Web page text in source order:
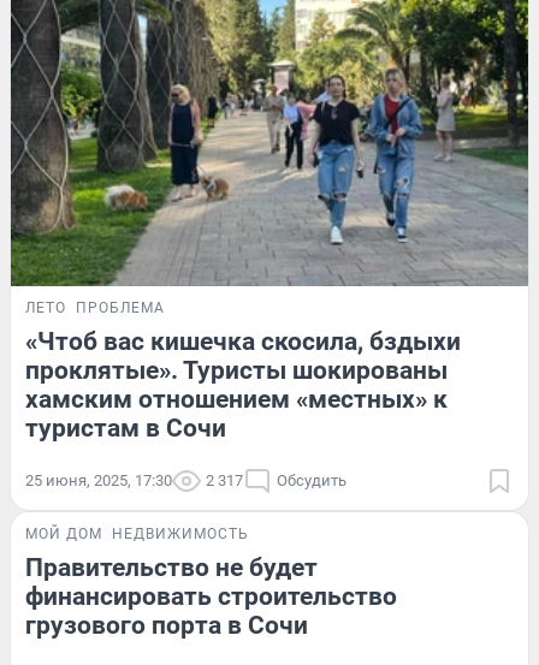
ЛЕТО ПРОБЛЕМА
«Чтоб вас кишечка скосила, бздыхи
проклятые». Туристы шокированы
хамским отношением «местных» к
туристам в Сочи
25 июня, 2025, 17:30 2 317 Обсудить
МОЙ ДОМ НЕДВИЖИМОСТЬ
Правительство не будет
финансировать строительство
грузового порта в Cочи